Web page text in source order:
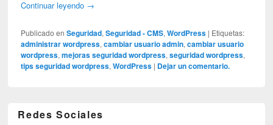
Continuar leyendo →
Publicado en Seguridad,Seguridad - CMS,WordPress | Etiquetas:
administrar wordpress,cambiar usuario admin,cambiar usuario
wordpress,mejoras seguridad wordpress,seguridad wordpress,
tips seguridad wordpress,WordPress | Dejar un comentario.
Redes Sociales